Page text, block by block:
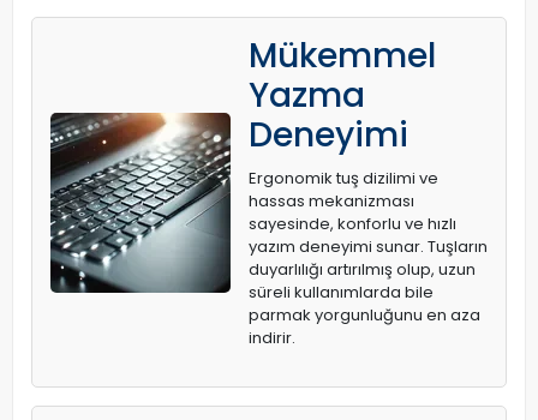
Mükemmel
Yazma
Deneyimi
Ergonomik tuş dizilimi ve
hassas mekanizması
sayesinde, konforlu ve hızlı
yazım deneyimi sunar. Tuşların
duyarlılığı artırılmış olup, uzun
süreli kullanımlarda bile
parmak yorgunluğunu en aza
indirir.